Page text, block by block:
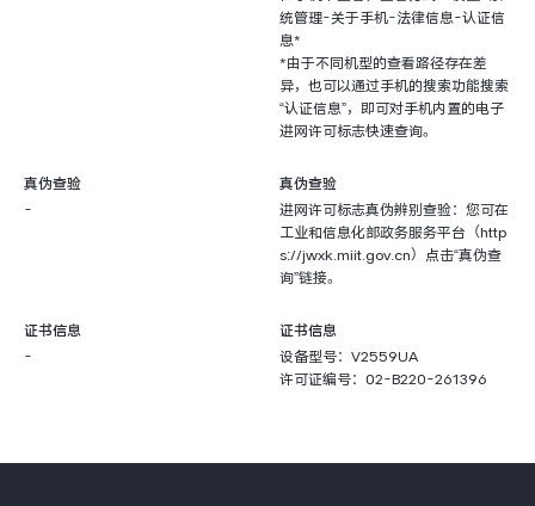
统管理-关于手机-法律信息-认证信
息*
*由于不同机型的查看路径存在差
异，也可以通过手机的搜索功能搜索
“认证信息”，即可对手机内置的电子
进网许可标志快速查询。
真伪查验
-
真伪查验
进网许可标志真伪辨别查验：您可在
工业和信息化部政务服务平台（http
s://jwxk.miit.gov.cn）点击“真伪查
询”链接。
证书信息
-
证书信息
设备型号：V2559UA
许可证编号：02-B220-261396